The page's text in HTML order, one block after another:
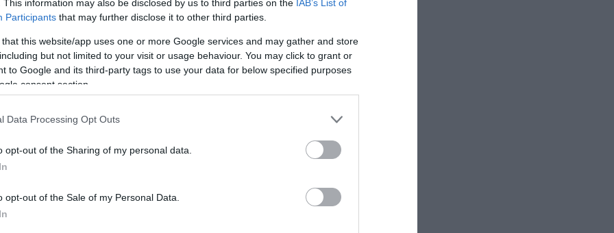
This information may also be disclosed by us to third parties on the IAB’s List of
Participants that may further disclose it to other third parties.
that this website/app uses one or more Google services and may gather and store
but not limited to your visit or usage behaviour. You may click to grant or
to Google and its third-party tags to use your data for below specified purposes
consent section.
Data Processing Opt Outs
opt-out of the Sharing of my personal data.
opt-out of the Sale of my Personal Data.
fila di svariati movimenti giovanili fino a confluire in Democrazia Proletaria. Da
a radicale, e infine ecologista. Ha diretto il mensile
La Nuova ecologia
, testata
movimento ambientalista a cui è stato iscritto. Negli anni novanta fu
di Roma Francesco Rutelli, suo mentore ed amico. Democratico fino al
tra i promotori del PD. Per questo fu premiato con la nomina a Ministro della
Mancava solo la Farnesina.
Roberto D’Agostino ha fatto notare che all’estero non ha mai fatto neanche una
cattiverie. In realtà, il nostro nobile Segretario di Stato può contare su molti
è un cultore della politica anglosassone e l’essere considerato un amico
degli Stati Uniti e in quella di Israele, ha rappresentato un viatico importante